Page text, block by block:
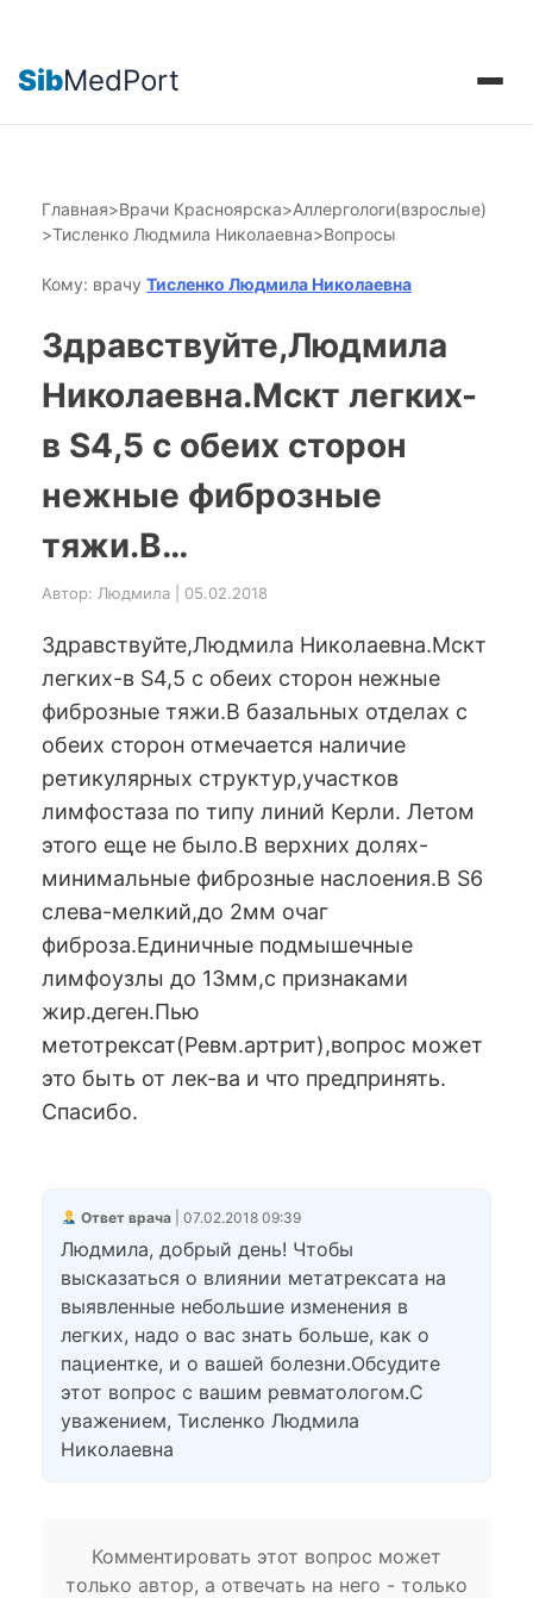
SibMedPort
Главная>Врачи Красноярска>Аллергологи(взрослые)
>Тисленко Людмила Николаевна>Вопросы
Кому: врачу Тисленко Людмила Николаевна
Здравствуйте,Людмила
Николаевна.Мскт легких-
в S4,5 с обеих сторон
нежные фиброзные
тяжи.В…
Автор: Людмила | 05.02.2018
Здравствуйте,Людмила Николаевна.Мскт
легких-в S4,5 с обеих сторон нежные
фиброзные тяжи.В базальных отделах с
обеих сторон отмечается наличие
ретикулярных структур,участков
лимфостаза по типу линий Керли. Летом
этого еще не было.В верхних долях-
минимальные фиброзные наслоения.В S6
слева-мелкий,до 2мм очаг
фиброза.Единичные подмышечные
лимфоузлы до 13мм,с признаками
жир.деген.Пью
метотрексат(Ревм.артрит),вопрос может
это быть от лек-ва и что предпринять.
Спасибо.
Ответ врача| 07.02.2018 09:39
Людмила, добрый день! Чтобы
высказаться о влиянии метатрексата на
выявленные небольшие изменения в
легких, надо о вас знать больше, как о
пациентке, и о вашей болезни.Обсудите
этот вопрос с вашим ревматологом.С
уважением, Тисленко Людмила
Николаевна
Комментировать этот вопрос может
только автор, а отвечать на него - только